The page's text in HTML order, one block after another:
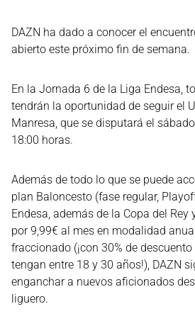
DAZN ha dado a conocer el
abierto este próximo fin de semana.
En la Jornada 6 de la Liga Endesa,
tendrán la oportunidad de seguir el
Manresa, que se disputará el
18:00 horas.
Además de todo lo que se puede
plan Baloncesto (fase regular,
Endesa, además de la Copa del Rey
por 9,99€ al mes en modalidad
fraccionado (¡con 30% de
tengan entre 18 y 30 años!), DAZN
enganchar a nuevos aficionados
liguero.